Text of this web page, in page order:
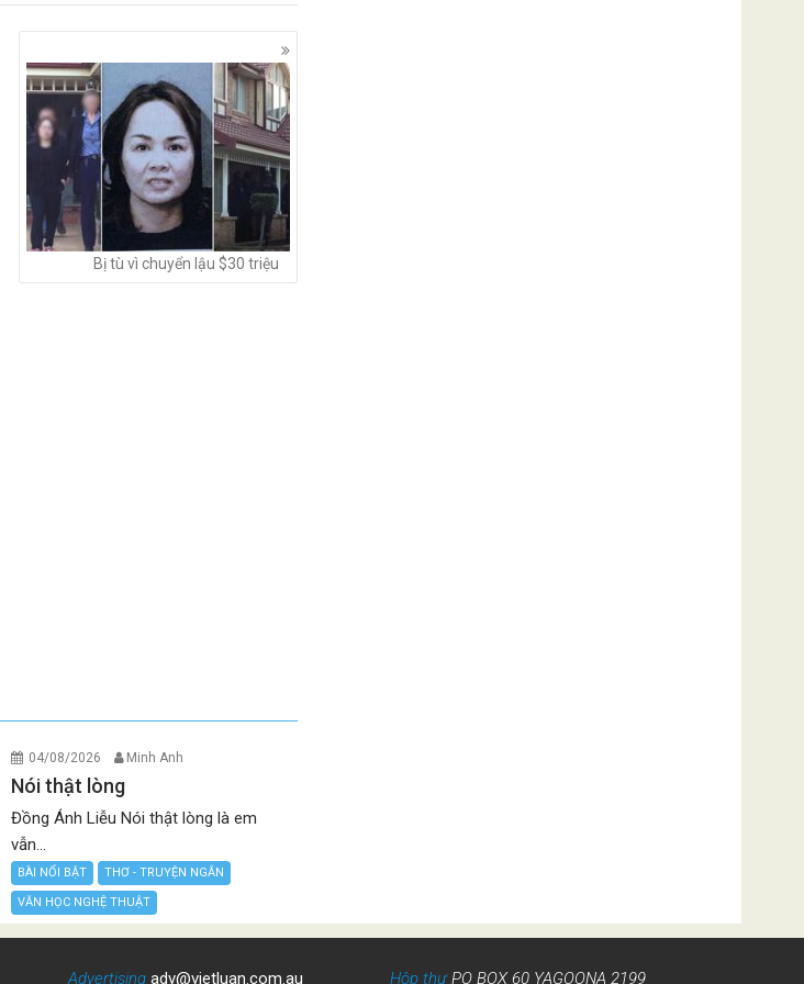
Bị tù vì chuyển lậu $30 triệu
04/08/2026 Minh Anh
Nói thật lòng
Đồng Ánh Liễu Nói thật lòng là em
vẫn...
BÀI NỔI BẬT THƠ - TRUYỆN NGẮN
VĂN HỌC NGHỆ THUẬT
Advertising adv@vietluan.com.au Hộp thưPO BOX 60 YAGOONA 2199